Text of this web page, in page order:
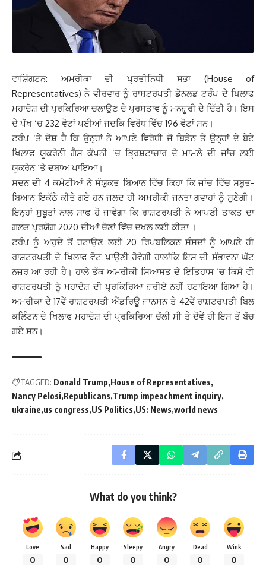
ਵਾਸ਼ਿੰਗਟਨ: ਅਮਰੀਕਾ ਦੀ ਪ੍ਰਤੀਨਿਧੀ ਸਭਾ (House of
Representatives) ਨੇ ਵੀਰਵਾਰ ਨੂੰ ਰਾਸ਼ਟਰਪਤੀ ਡੋਨਲਡ ਟਰੰਪ ਦੇ ਖਿਲਾਫ
ਮਹਾਦੋਸ਼ ਦੀ ਪ੍ਰਕਿਰਿਆ ਚਲਾਉਣ ਦੇ ਪ੍ਰਸਤਾਵ ਨੂੰ ਮਨਜ਼ੂਰੀ ਦੇ ਦਿੱਤੀ ਹੈ। ਇਸ
ਦੇ ਪੱਖ ‘ਚ 232 ਵੋਟਾਂ ਪਈਆਂ ਜਦਕਿ ਵਿਰੋਧ ਵਿੱਚ 196 ਵੋਟਾਂ ਸਨ।
ਟਰੰਪ ‘ਤੇ ਦੋਸ਼ ਹੈ ਕਿ ਉਨ੍ਹਾਂ ਨੇ ਆਪਣੇ ਵਿਰੋਧੀ ਜੋ ਬਿਡੇਨ ਤੇ ਉਨ੍ਹਾਂ ਦੇ ਬੇਟੇ
ਖਿਲਾਫ ਯੂਕਰੇਨੀ ਗੈਸ ਕੰਪਨੀ ‘ਚ ਭ੍ਰਿਸ਼ਟਾਚਾਰ ਦੇ ਮਾਮਲੇ ਦੀ ਜਾਂਚ ਲਈ
ਯੂਕਰੇਨ ‘ਤੇ ਦਬਾਅ ਪਾਇਆ।
ਸਦਨ ਦੀ 4 ਕਮੇਟੀਆਂ ਨੇ ਸੰਯੁਕਤ ਬਿਆਨ ਵਿੱਚ ਕਿਹਾ ਕਿ ਜਾਂਚ ਵਿੱਚ ਸਬੂਤ-
ਬਿਆਨ ਇਕੱਠੇ ਕੀਤੇ ਗਏ ਹਨ ਜਲਦ ਹੀ ਅਮਰੀਕੀ ਜਨਤਾ ਗਵਾਹਾਂ ਨੂੰ ਸੁਣੇਗੀ।
ਇਨ੍ਹਾਂ ਸੁਬੂਤਾਂ ਨਾਲ ਸਾਫ ਹੋ ਜਾਵੇਗਾ ਕਿ ਰਾਸ਼ਟਰਪਤੀ ਨੇ ਆਪਣੀ ਤਾਕਤ ਦਾ
ਗਲਤ ਪ੍ਰਯੋਗ 2020 ਦੀਆਂ ਚੋਣਾਂ ਵਿੱਚ ਦਖਲ ਲਈ ਕੀਤਾ ।
ਟਰੰਪ ਨੂੰ ਅਹੁਦੇ ਤੋਂ ਹਟਾਉਣ ਲਈ 20 ਰਿਪਬਲਿਕਨ ਸੰਸਦਾਂ ਨੂੰ ਆਪਣੇ ਹੀ
ਰਾਸ਼ਟਰਪਤੀ ਦੇ ਖਿਲਾਫ ਵੋਟ ਪਾਉਣੀ ਹੋਵੇਗੀ ਹਾਲਾਂਕਿ ਇਸ ਦੀ ਸੰਭਾਵਨਾ ਘੱਟ
ਨਜ਼ਰ ਆ ਰਹੀ ਹੈ। ਹਾਲੇ ਤੱਕ ਅਮਰੀਕੀ ਸਿਆਸਤ ਦੇ ਇਤਿਹਾਸ ‘ਚ ਕਿਸੇ ਵੀ
ਰਾਸ਼ਟਰਪਤੀ ਨੂੰ ਮਹਾਦੋਸ਼ ਦੀ ਪ੍ਰਕਿਰਿਆ ਜ਼ਰੀਏ ਨਹੀਂ ਹਟਾਇਆ ਗਿਆ ਹੈ।
ਅਮਰੀਕਾ ਦੇ 17ਵੇਂ ਰਾਸ਼ਟਰਪਤੀ ਐਂਡਰਿਊ ਜਾਨਸਨ ਤੇ 42ਵੇਂ ਰਾਸ਼ਟਰਪਤੀ ਬਿਲ
ਕਲਿੰਟਨ ਦੇ ਖਿਲਾਫ ਮਹਾਦੋਸ਼ ਦੀ ਪ੍ਰਕਿਰਿਆ ਚੱਲੀ ਸੀ ਤੇ ਦੋਵੇਂ ਹੀ ਇਸ ਤੋਂ ਬੱਚ
ਗਏ ਸਨ।
TAGGED: Donald Trump House of Representatives
Nancy Pelosi Republicans Trump impeachment inquiry
ukraine us congress US Politics US: News world news
What do you think?
Love
0
Sad
0
Happy
0
Sleepy
0
Angry
0
Dead
0
Wink
0